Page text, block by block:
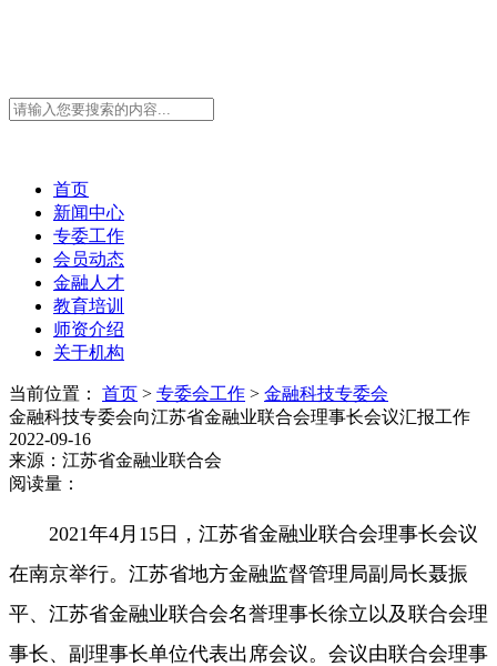
首页
新闻中心
专委工作
会员动态
金融人才
教育培训
师资介绍
关于机构
当前位置： 首页 > 专委会工作 > 金融科技专委会
金融科技专委会向江苏省金融业联合会理事长会议汇报工作
2022-09-16
来源：江苏省金融业联合会
阅读量：
2021年4月15日，江苏省金融业联合会理事长会议
在南京举行。江苏省地方金融监督管理局副局长聂振
平、江苏省金融业联合会名誉理事长徐立以及联合会理
事长、副理事长单位代表出席会议。会议由联合会理事